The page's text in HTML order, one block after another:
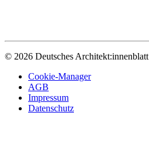
© 2026 Deutsches Architekt:innenblatt
Cookie-Manager
AGB
Impressum
Datenschutz